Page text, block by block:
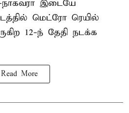
இடையே
மெட்ரோ ரெயில்
12-ந் தேதி நடக்க
Read More